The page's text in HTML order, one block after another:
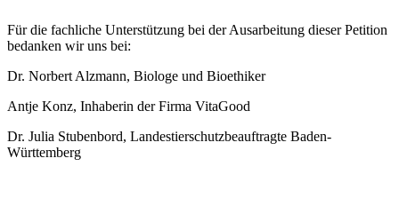
Für die fachliche Unterstützung bei der Ausarbeitung dieser Petition
bedanken wir uns bei:
Dr. Norbert Alzmann, Biologe und Bioethiker
Antje Konz, Inhaberin der Firma VitaGood
Dr. Julia Stubenbord, Landestierschutzbeauftragte Baden-
Württemberg